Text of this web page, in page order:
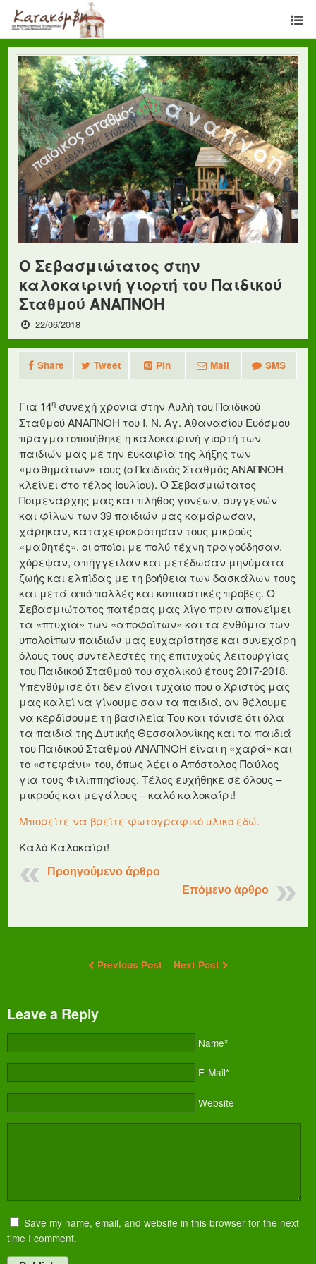
Ο Σεβασμιώτατος στην
καλοκαιρινή γιορτή του Παιδικού
Σταθμού ΑΝΑΠΝΟΗ
22/06/2018
Share Tweet Pin Mail SMS
Για 14η συνεχή χρονιά στην Αυλή του Παιδικού
Σταθμού ΑΝΑΠΝΟΗ του Ι. Ν. Αγ. Αθανασίου Ευόσμου
πραγματοποιήθηκε η καλοκαιρινή γιορτή των
παιδιών μας με την ευκαιρία της λήξης των
«μαθημάτων» τους (ο Παιδικός Σταθμός ΑΝΑΠΝΟΗ
κλείνει στο τέλος Ιουλίου). Ο Σεβασμιώτατος
Ποιμενάρχης μας και πλήθος γονέων, συγγενών
και φίλων των 39 παιδιών μας καμάρωσαν,
χάρηκαν, καταχειροκρότησαν τους μικρούς
«μαθητές», οι οποίοι με πολύ τέχνη τραγούδησαν,
χόρεψαν, απήγγειλαν και μετέδωσαν μηνύματα
ζωής και ελπίδας με τη βοήθεια των δασκάλων τους
και μετά από πολλές και κοπιαστικές πρόβες. Ο
Σεβασμιώτατος πατέρας μας λίγο πριν απονείμει
τα «πτυχία» των «αποφοίτων» και τα ενθύμια των
υπολοίπων παιδιών μας ευχαρίστησε και συνεχάρη
όλους τους συντελεστές της επιτυχούς λειτουργίας
του Παιδικού Σταθμού του σχολικού έτους 2017-2018.
Υπενθύμισε ότι δεν είναι τυχαίο που ο Χριστός μας
μας καλεί να γίνουμε σαν τα παιδιά, αν θέλουμε
να κερδίσουμε τη βασιλεία Του και τόνισε ότι όλα
τα παιδιά της Δυτικής Θεσσαλονίκης και τα παιδιά
του Παιδικού Σταθμού ΑΝΑΠΝΟΗ είναι η «χαρά» και
το «στεφάνι» του, όπως λέει ο Απόστολος Παύλος
για τους Φιλιππησίους. Τέλος ευχήθηκε σε όλους –
μικρούς και μεγάλους – καλό καλοκαίρι!
Μπορείτε να βρείτε φωτογραφικό υλικό εδώ.
Καλό Καλοκαίρι!
Προηγούμενο άρθρο
Επόμενο άρθρο
Previous Post Next Post
Leave a Reply
Name*
E-Mail*
Website
Save my name, email, and website in this browser for the next
time I comment.